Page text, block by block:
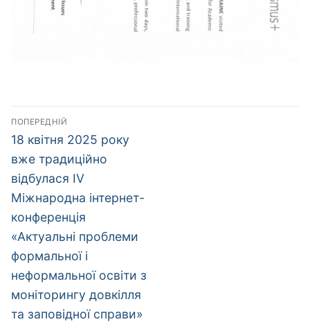
Навігація
записів
ПОПЕРЕДНІЙ
Попередній
запис:
18 квітня 2025 року
вже традиційно
відбулася ІV
Міжнародна інтернет-
конференція
«Актуальні проблеми
формальної і
неформальної освіти з
моніторингу довкілля
та заповідної справи»